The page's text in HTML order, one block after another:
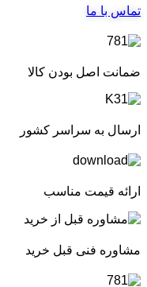
تماس با ما
ضمانت اصل بودن کالا
ارسال به سراسر کشور
ارائه قیمت مناسب
مشاوره فنی قبل خرید